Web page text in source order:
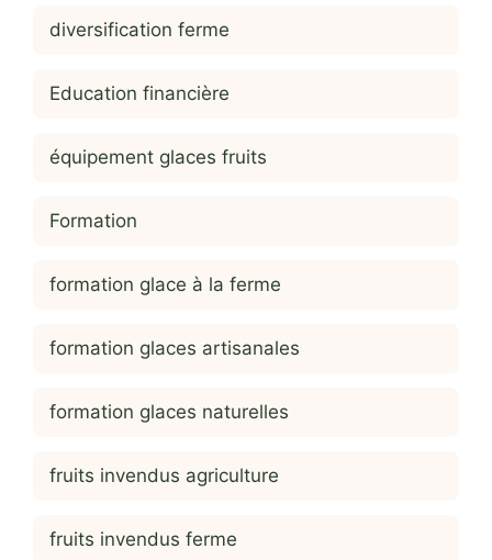
diversification ferme
Education financière
équipement glaces fruits
Formation
formation glace à la ferme
formation glaces artisanales
formation glaces naturelles
fruits invendus agriculture
fruits invendus ferme